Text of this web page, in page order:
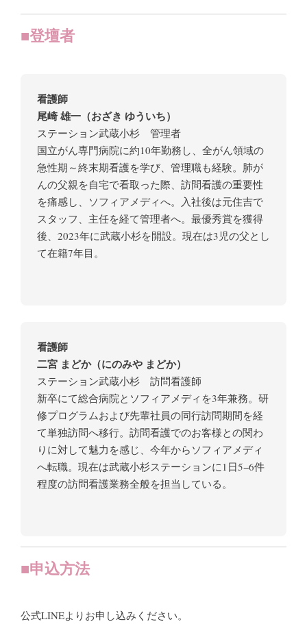
■登壇者
看護師
尾崎 雄一（おざき ゆういち）
ステーション武蔵小杉 管理者
国立がん専門病院に約10年勤務し、全がん領域の
急性期～終末期看護を学び、管理職も経験。肺が
んの父親を自宅で看取った際、訪問看護の重要性
を痛感し、ソフィアメディへ。入社後は元住吉で
スタッフ、主任を経て管理者へ。最優秀賞を獲得
後、2023年に武蔵小杉を開設。現在は3児の父とし
て在籍7年目。
看護師
二宮 まどか（にのみや まどか）
ステーション武蔵小杉 訪問看護師
新卒にて総合病院とソフィアメディを3年兼務。研
修プログラムおよび先輩社員の同行訪問期間を経
て単独訪問へ移行。訪問看護でのお客様との関わ
りに対して魅力を感じ、今年からソフィアメディ
へ転職。現在は武蔵小杉ステーションに1日5−6件
程度の訪問看護業務全般を担当している。
■申込方法
公式LINEよりお申し込みください。